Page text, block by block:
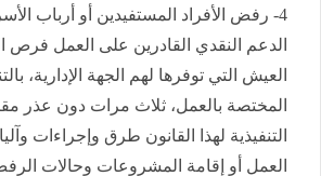
4- رفض الأفراد المستفيدين أو أرباب
الدعم النقدي القادرين على العمل
العيش التي توفرها لهم الجهة الإدارية،
المختصة بالعمل، ثلاث مرات دون عذر
التنفيذية لهذا القانون طرق وإجراءات
العمل أو إقامة المشروعات وحالات